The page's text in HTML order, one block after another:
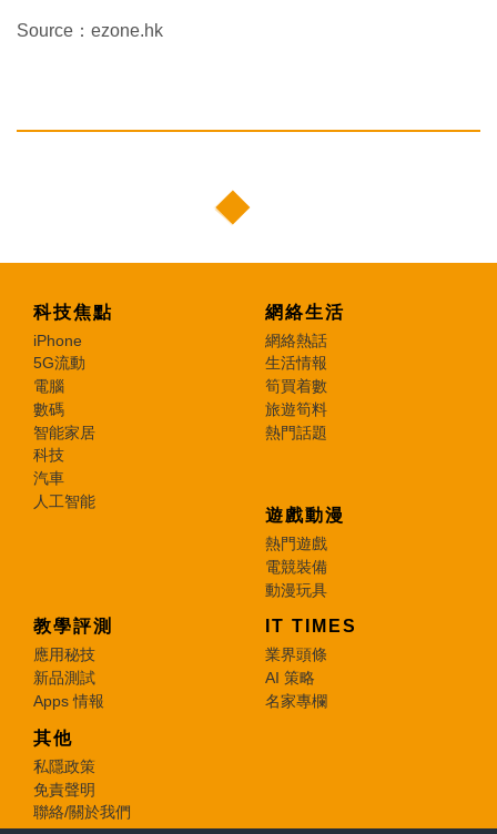
Source：ezone.hk
科技焦點
iPhone
5G流動
電腦
數碼
智能家居
科技
汽車
人工智能
網絡生活
網絡熱話
生活情報
筍買着數
旅遊筍料
熱門話題
遊戲動漫
熱門遊戲
電競裝備
動漫玩具
教學評測
應用秘技
新品測試
Apps 情報
IT TIMES
業界頭條
AI 策略
名家專欄
其他
私隱政策
免責聲明
聯絡/關於我們